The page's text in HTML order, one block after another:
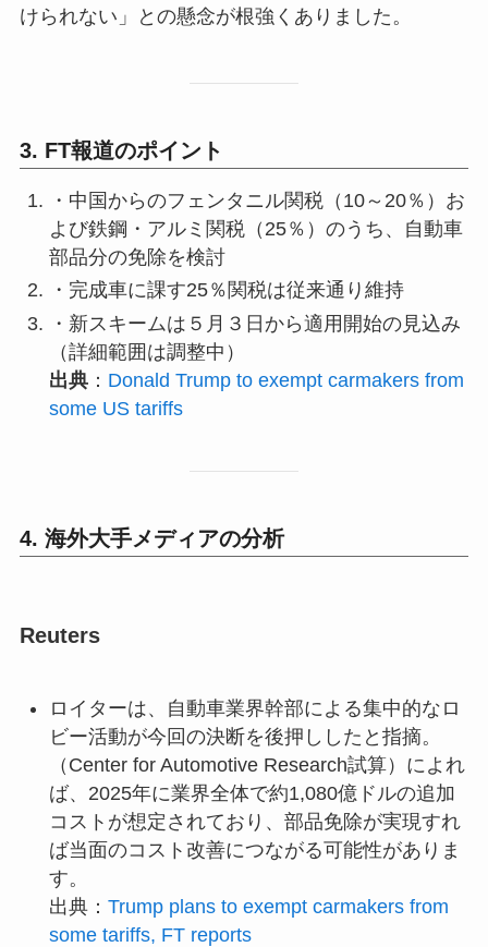
けられない」との懸念が根強くありました。
3. FT報道のポイント
・中国からのフェンタニル関税（10～20％）お
よび鉄鋼・アルミ関税（25％）のうち、自動車
部品分の免除を検討
・完成車に課す25％関税は従来通り維持
・新スキームは５月３日から適用開始の見込み
（詳細範囲は調整中）
出典： Donald Trump to exempt carmakers from
some US tariffs
4. 海外大手メディアの分析
Reuters
ロイターは、自動車業界幹部による集中的なロ
ビー活動が今回の決断を後押ししたと指摘。
（Center for Automotive Research試算）によれ
ば、2025年に業界全体で約1,080億ドルの追加
コストが想定されており、部品免除が実現すれ
ば当面のコスト改善につながる可能性がありま
す。
出典： Trump plans to exempt carmakers from
some tariffs, FT reports